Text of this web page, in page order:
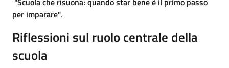
per imparare".
Riflessioni sul ruolo centrale della
scuola